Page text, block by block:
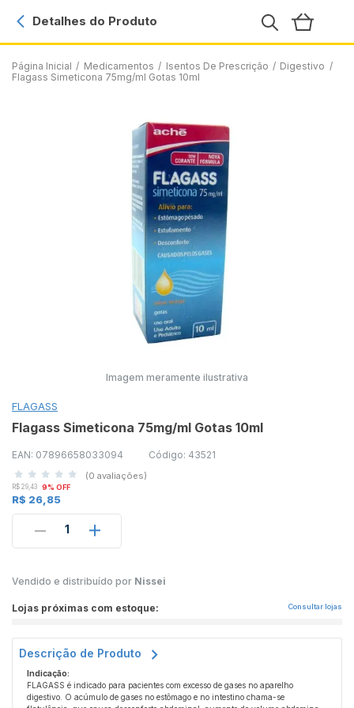
Página Inicial / Medicamentos / Isentos De Prescrição / Digestivo /
Flagass Simeticona 75mg/ml Gotas 10ml
Detalhes do Produto
Imagem meramente ilustrativa
FLAGASS
Flagass Simeticona 75mg/ml Gotas 10ml
EAN: 07896658033094 Código: 43521
(0 avaliações)
R$ 29,43 9% OFF
R$ 26,85
1
Vendido e distribuído por Nissei
Lojas próximas com estoque: Consultar lojas
Descrição de Produto
Indicação:
FLAGASS é indicado para pacientes com excesso de gases no aparelho
digestivo. O acúmulo de gases no estômago e no intestino chama-se